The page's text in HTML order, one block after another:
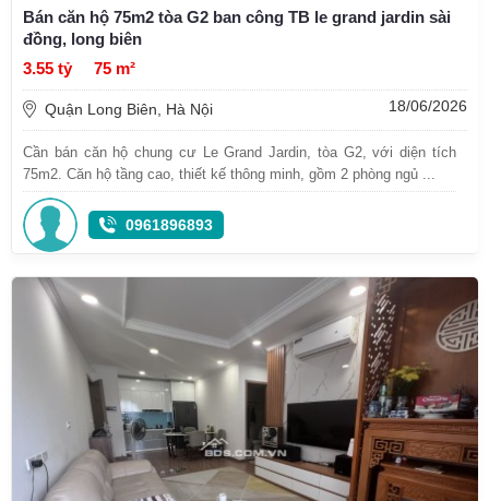
Bán căn hộ 75m2 tòa G2 ban công TB le grand jardin sài
đồng, long biên
3.55 tỷ
75 m²
Quận Long Biên, Hà Nội 18/06/2026
Cần bán căn hộ chung cư Le Grand Jardin, tòa G2, với diện tích
75m2. Căn hộ tầng cao, thiết kế thông minh, gồm 2 phòng ngủ ...
0961896893